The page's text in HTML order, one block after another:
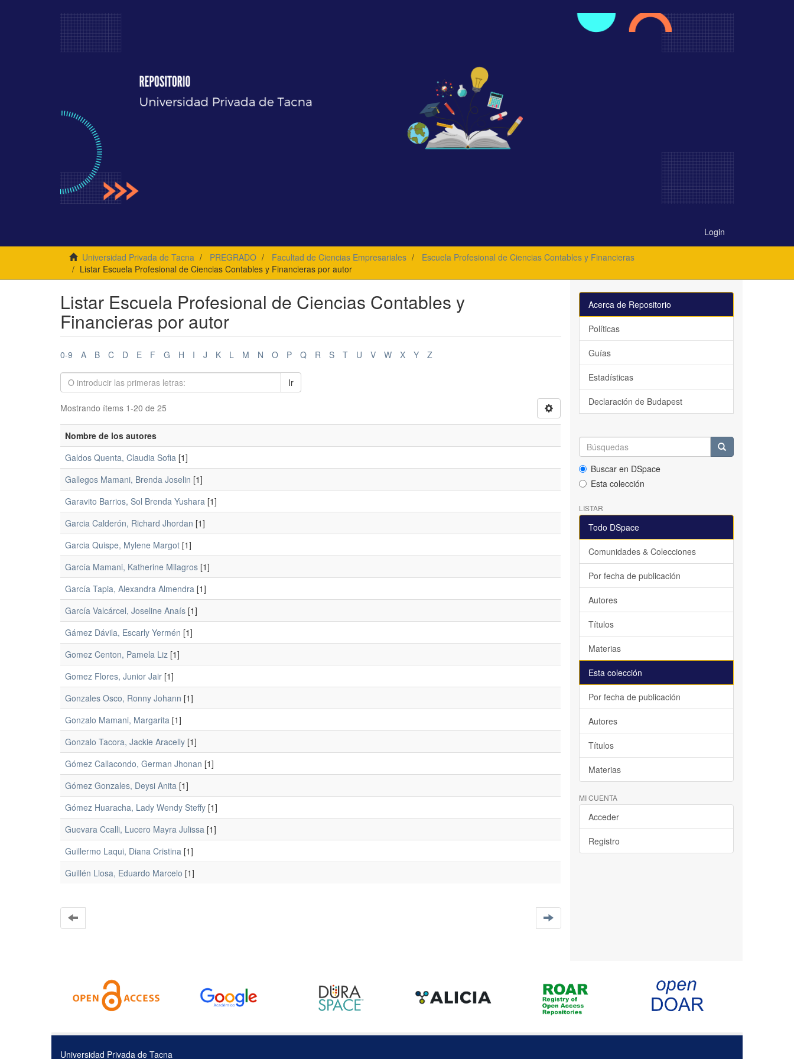
Login
Universidad Privada de Tacna PREGRADO Facultad de Ciencias Empresariales
Escuela Profesional de Ciencias Contables y Financieras
Listar Escuela Profesional de Ciencias Contables y Financieras por autor
Listar Escuela Profesional de Ciencias Contables y
Financieras por autor
0-9 A B C D E F G H I J K L M N O P Q R S T U V W X Y Z
Ir
Mostrando ítems 1-20 de 25
Nombre de los autores
Galdos Quenta, Claudia Sofia [1]
Gallegos Mamani, Brenda Joselin [1]
Garavito Barrios, Sol Brenda Yushara [1]
Garcia Calderón, Richard Jhordan [1]
Garcia Quispe, Mylene Margot [1]
García Mamani, Katherine Milagros [1]
García Tapia, Alexandra Almendra [1]
García Valcárcel, Joseline Anaís [1]
Gámez Dávila, Escarly Yermén [1]
Gomez Centon, Pamela Liz [1]
Gomez Flores, Junior Jair [1]
Gonzales Osco, Ronny Johann [1]
Gonzalo Mamani, Margarita [1]
Gonzalo Tacora, Jackie Aracelly [1]
Gómez Callacondo, German Jhonan [1]
Gómez Gonzales, Deysi Anita [1]
Gómez Huaracha, Lady Wendy Steffy [1]
Guevara Ccalli, Lucero Mayra Julissa [1]
Guillermo Laqui, Diana Cristina [1]
Guillén Llosa, Eduardo Marcelo [1]
Acerca de Repositorio
Políticas
Guías
Estadísticas
Declaración de Budapest
Buscar en DSpace
Esta colección
LISTAR
Todo DSpace
Comunidades & Colecciones
Por fecha de publicación
Autores
Títulos
Materias
Esta colección
Por fecha de publicación
Autores
Títulos
Materias
MI CUENTA
Acceder
Registro
Universidad Privada de Tacna